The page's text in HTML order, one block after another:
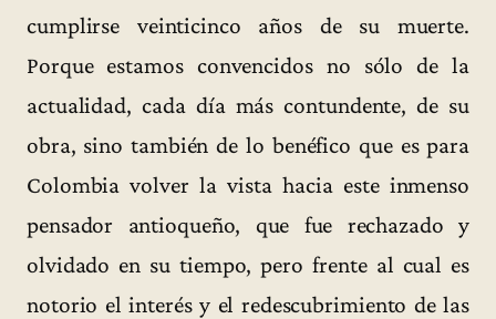
cumplirse veinticinco años de su muerte.
Porque estamos convencidos no sólo de la
actualidad, cada día más contundente, de su
obra, sino también de lo benéfico que es para
Colombia volver la vista hacia este inmenso
pensador antioqueño, que fue rechazado y
olvidado en su tiempo, pero frente al cual es
notorio el interés y el redescubrimiento de las